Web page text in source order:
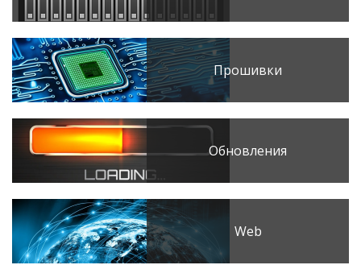
Прошивки
Обновления
Web